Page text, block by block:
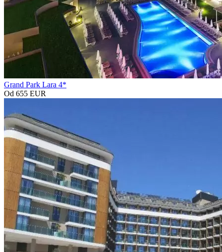
Grand Park Lara 4*
Od 655 EUR